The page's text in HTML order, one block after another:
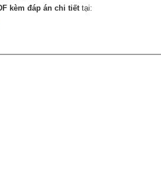
kèm đáp án chi tiếttại: